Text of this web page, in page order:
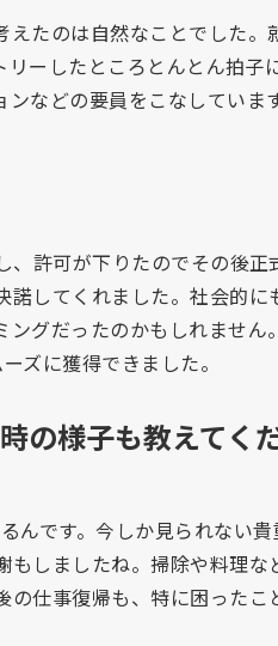
たのは自然なことでした。
ーしたところとんとん拍子
などの要員をこなしていま
、許可が下りたのでその後正
してくれました。社会的に
グだったのかもしれません
ズに獲得できました。
の様子も教えてく
んです。今しか見られない
しましたね。掃除や料理な
仕事復帰も、特に困ったこ